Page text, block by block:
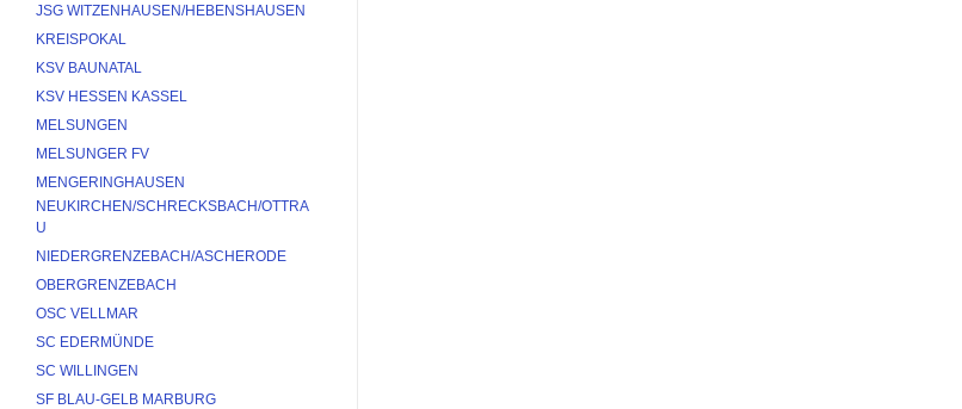
JSG WITZENHAUSEN/HEBENSHAUSEN
KREISPOKAL
KSV BAUNATAL
KSV HESSEN KASSEL
MELSUNGEN
MELSUNGER FV
MENGERINGHAUSEN
NEUKIRCHEN/SCHRECKSBACH/OTTRA
U
NIEDERGRENZEBACH/ASCHERODE
OBERGRENZEBACH
OSC VELLMAR
SC EDERMÜNDE
SC WILLINGEN
SF BLAU-GELB MARBURG